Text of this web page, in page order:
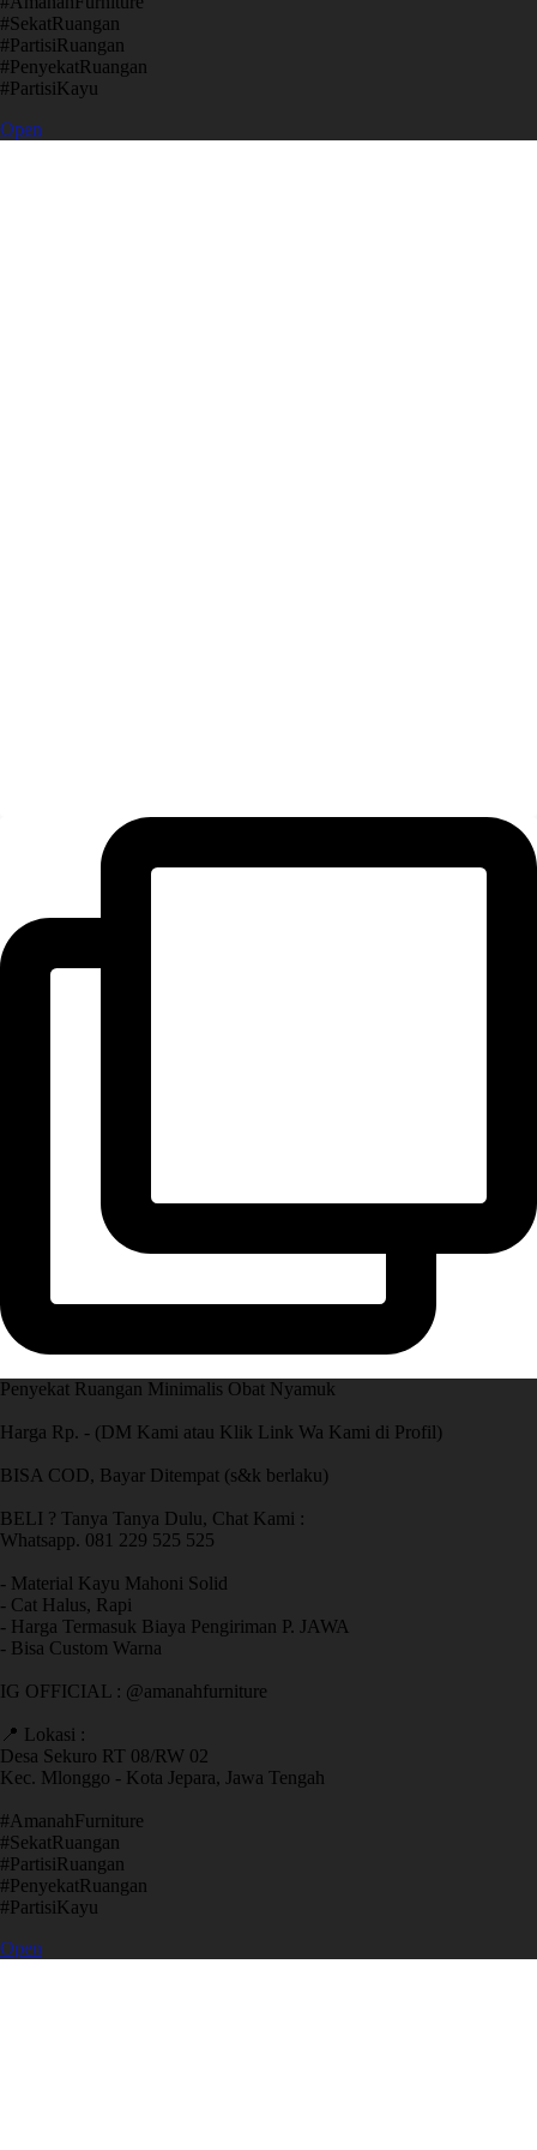
​#SekatRuangan
​#PartisiRuangan
​#PenyekatRuangan
​#PartisiKayu
Open
Penyekat Ruangan Minimalis Obat Nyamuk
Harga Rp. - (DM Kami atau Klik Link Wa Kami di Profil)
BISA COD, Bayar Ditempat (s&k berlaku)
BELI ? Tanya Tanya Dulu, Chat Kami :
Whatsapp. 081 229 525 525
- Material Kayu Mahoni Solid
- Cat Halus, Rapi
- Harga Termasuk Biaya Pengiriman P. JAWA
- Bisa Custom Warna
IG OFFICIAL : @amanahfurniture
📍 Lokasi :
Desa Sekuro RT 08/RW 02
Kec. Mlonggo - Kota Jepara, Jawa Tengah
​#AmanahFurniture
​#SekatRuangan
​#PartisiRuangan
​#PenyekatRuangan
​#PartisiKayu
Open